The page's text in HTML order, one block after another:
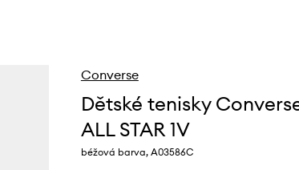
Converse
Dětské tenisky
ALL STAR 1V
béžová barva, A03586C